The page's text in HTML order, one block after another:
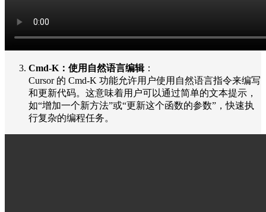
Cmd-K：使用自然语言编辑：
Cursor 的 Cmd-K 功能允许用户使用自然语言指令来编写
和更新代码。这意味着用户可以通过简单的文本提示，
如“增加一个新方法”或“更新这个函数的参数”，快速执
行复杂的编程任务。